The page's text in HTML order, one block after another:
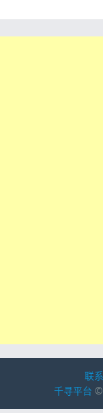
联
千寻平台